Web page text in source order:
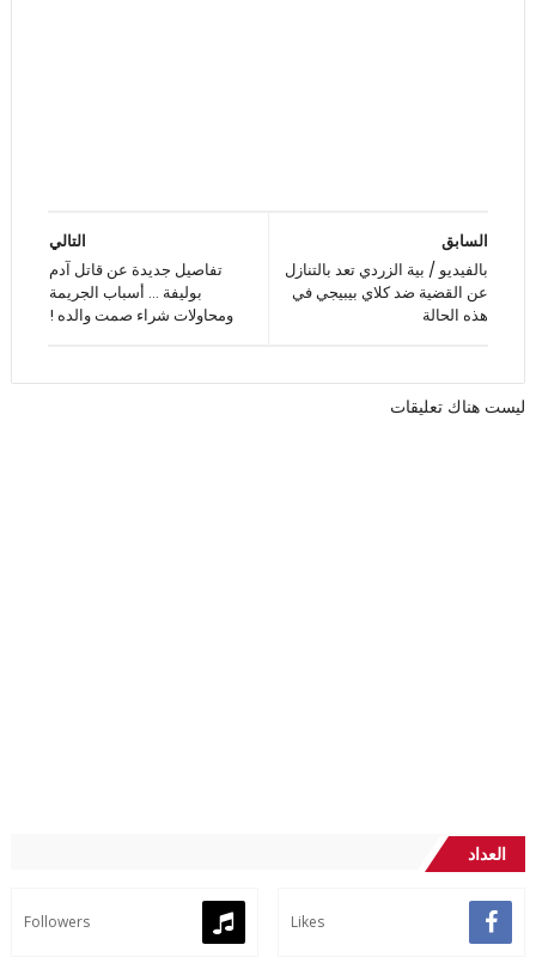
التالي
تفاصيل جديدة عن قاتل آدم
بوليفة … أسباب الجريمة
ومحاولات شراء صمت والده !
السابق
بالفيديو / بية الزردي تعد بالتنازل
عن القضية ضد كلاي بيبيجي في
هذه الحالة
ليست هناك تعليقات
العداد
Likes
Followers